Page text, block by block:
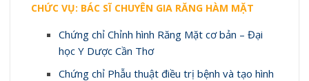
CHỨC VỤ: BÁC SĨ CHUYÊN GIA RĂNG HÀM MẶT
Chứng chỉ Chỉnh hình Răng Mặt cơ bản – Đại
học Y Dược Cần Thơ
Chứng chỉ Phẫu thuật điều trị bệnh và tạo hình